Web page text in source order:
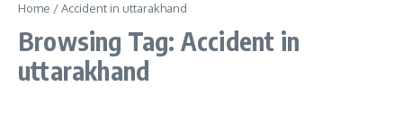
Home /Accident in uttarakhand
Browsing Tag: Accident in
uttarakhand